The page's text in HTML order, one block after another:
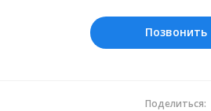
Позвонить
Поделиться: